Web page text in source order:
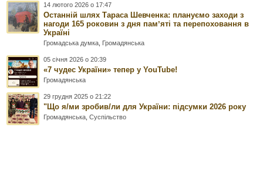
14 лютого 2026 о 17:47
Останній шлях Тараса Шевченка: плануємо заходи з
нагоди 165 роковин з дня памʼяті та перепоховання в
Україні
Громадська думка Громадянська
05 січня 2026 о 20:39
«7 чудес України» тепер у YouTube!
Громадянська
29 грудня 2025 о 21:22
"Що я/ми зробив/ли для України: підсумки 2026 року
Громадянська ,Суспільство